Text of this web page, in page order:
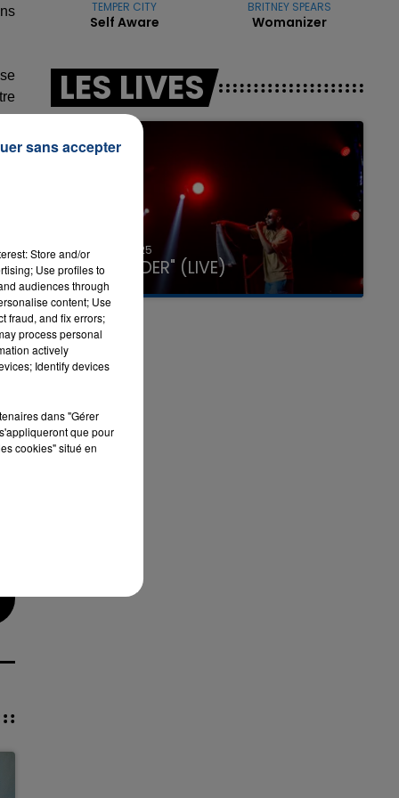
TEMPER CITY
Self Aware
BRITNEY SPEARS
Womanizer
LES LIVES
31 janvier 2025
GIMS "SPIDER" (LIVE)
Store and/or
Use profiles to
audiences through
content; Use
fraud, and fix errors;
process personal
actively
Identify devices
dans "Gérer
que pour
cookies" situé en
sans accepter